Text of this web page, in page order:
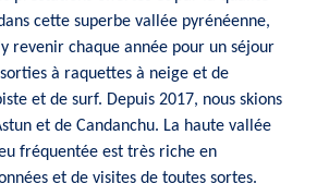
cette superbe vallée pyrénéenne,
revenir chaque année pour un séjour
à raquettes à neige et de
et de surf. Depuis 2017, nous skions
et de Candanchu. La haute vallée
fréquentée est très riche en
et de visites de toutes sortes.